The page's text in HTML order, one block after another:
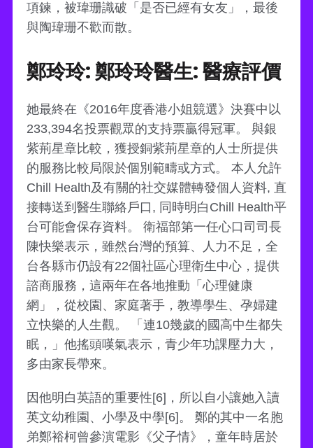
項鍊，被瑋珊識破「是否已經有女友」，最後
與陶瑋珊不歡而散。
鄭玲玲: 鄭玲玲醫生: 醫療評價
她最終在《2016年度香港小姐競選》決賽中以
233,394名投票觀眾的支持票贏得冠軍。 與銀
紫荊星章比較，獲授銅紫荊星章的人士所提供
的服務比較局限於個別範疇或方式。 本人允許
Chill Health及有關的社交媒體轉發個人資料, 直
接轉送到醫生聯絡戶口, 同時明白Chill Health平
台可能會保存資料。 衛福部第一任心口司司長
陳快樂表示，雖然台灣的預算、人力不足，全
台各縣市仍設有22個社區心理衛生中心，提供
諮商服務，這兩年在各地推動「心理健康
網」，從校園、家庭著手，教導學生、孕婦建
立快樂的人生觀。 「連10幾歲的國高中生都失
眠，」他搖頭嘆氣表示，青少年功課壓力大，
多由家長帶來。
因他明白英語的重要性[6]，所以自小讓她入讀
英文幼稚園、小學及中學[6]。 鄭的其中一名胞
弟鄭裕柯曾參演電影《父子情》，童年時居於